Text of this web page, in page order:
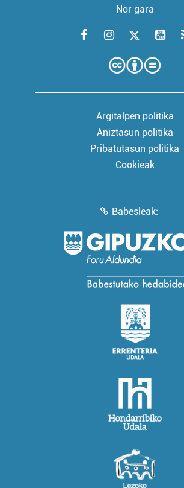
Nor gara
Argitalpen politika
Aniztasun politika
Pribatutasun politika
Cookieak
Babesleak: